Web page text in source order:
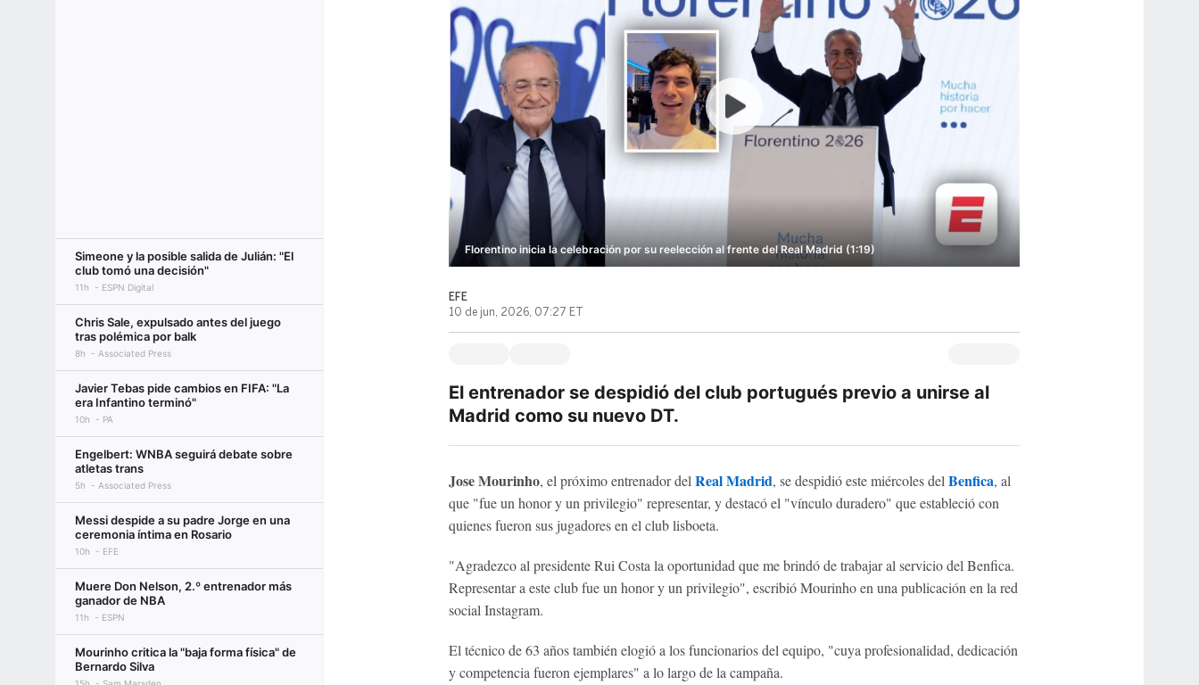
Simeone y la posible salida de Julián: "El
club tomó una decisión"
11h ESPN Digital
Chris Sale, expulsado antes del juego
tras polémica por balk
8h Associated Press
Javier Tebas pide cambios en FIFA: "La
era Infantino terminó"
10h PA
Engelbert: WNBA seguirá debate sobre
atletas trans
5h Associated Press
Messi despide a su padre Jorge en una
ceremonia íntima en Rosario
10h EFE
Muere Don Nelson, 2.º entrenador más
ganador de NBA
11h ESPN
Mourinho critica la "baja forma física" de
Bernardo Silva
Florentino inicia la celebración por su reelección al frente del Real Madrid (1:19)
EFE
10 de jun, 2026, 07:27 ET
El entrenador se despidió del club portugués previo a unirse al
Madrid como su nuevo DT.
Jose Mourinho, el próximo entrenador del Real Madrid, se despidió este miércoles del Benfica, al
que "fue un honor y un privilegio" representar, y destacó el "vínculo duradero" que estableció con
quienes fueron sus jugadores en el club lisboeta.
"Agradezco al presidente Rui Costa la oportunidad que me brindó de trabajar al servicio del Benfica.
Representar a este club fue un honor y un privilegio", escribió Mourinho en una publicación en la red
social Instagram.
El técnico de 63 años también elogió a los funcionarios del equipo, "cuya profesionalidad, dedicación
y competencia fueron ejemplares" a lo largo de la campaña.